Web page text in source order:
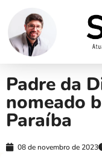
Padre da
nomeado
Paraíba
08 de novembro de 2023